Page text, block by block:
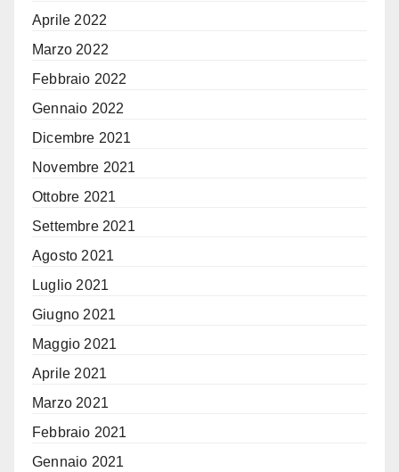
Aprile 2022
Marzo 2022
Febbraio 2022
Gennaio 2022
Dicembre 2021
Novembre 2021
Ottobre 2021
Settembre 2021
Agosto 2021
Luglio 2021
Giugno 2021
Maggio 2021
Aprile 2021
Marzo 2021
Febbraio 2021
Gennaio 2021